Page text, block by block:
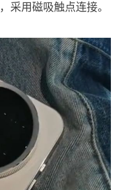
，采用磁吸触点连接。